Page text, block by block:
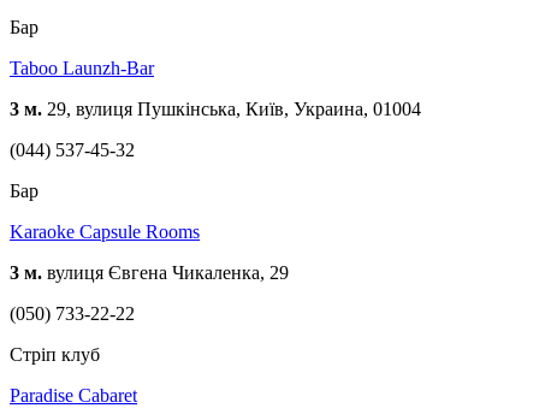
Бар
Taboo Launzh-Bar
3 м. 29, вулиця Пушкінська, Київ, Украина, 01004
(044) 537-45-32
Бар
Karaoke Capsule Rooms
3 м. вулиця Євгена Чикаленка, 29
(050) 733-22-22
Стріп клуб
Paradise Cabaret